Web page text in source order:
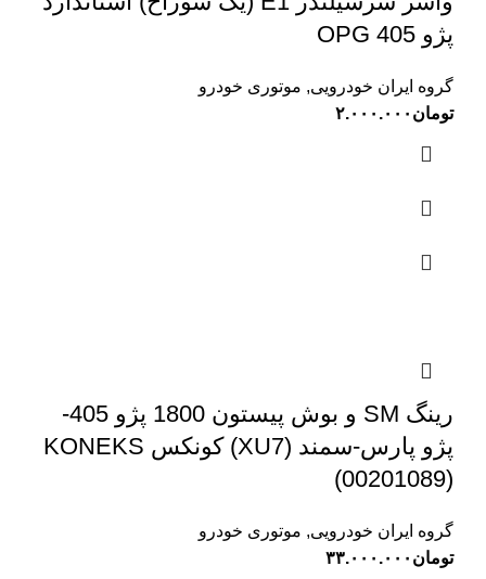
پژو 405 OPG
گروه ایران خودرویی, موتوری خودرو
تومان ۲.۰۰۰.۰۰۰
رینگ SM و بوش پیستون 1800 پژو 405-
پژو پارس-سمند (XU7) کونکس KONEKS
(00201089)
گروه ایران خودرویی, موتوری خودرو
تومان ۳۳.۰۰۰.۰۰۰